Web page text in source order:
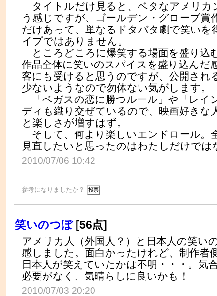
タイトルだけ見ると、ベタなアメリカ
う感じですが、ゴールデン・グローブ賞
だけあって、単なるドタバタ劇で笑いを
イプではありません。
ところどころに爆笑する場面を盛り込
作品全体に笑いのスパイスを盛り込んだ
客にも受けると思うのですが、公開され
少ないようなので勿体ない気がします。
「ベガスの恋に勝つルール」や「レイ
ディも織り交ぜているので、映画好きな
と楽しさが増すはず。
そして、何より楽しいエンドロール。
見直したいと思ったのはわたしだけでは
2010/07/06 10:42
参考になりましたか？
笑いのつぼ[56点]
アメリカ人（外国人？）と日本人の笑い
感しました。面白かったけれど、制作者
日本人が笑えていたかは不明・・・。気
必要がなく、気晴らしに良いかも！
2010/07/03 20:20